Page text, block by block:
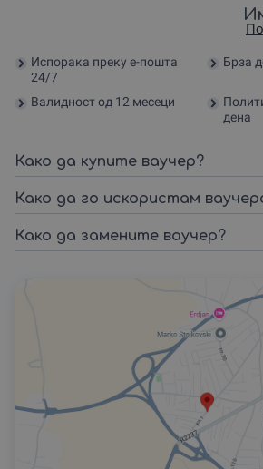
Испорака преку е-пошта
24/7
Брза
Валидност од 12 месеци
дена
Како да купите ваучер?
Како да го искористам
Како да замените ваучер?